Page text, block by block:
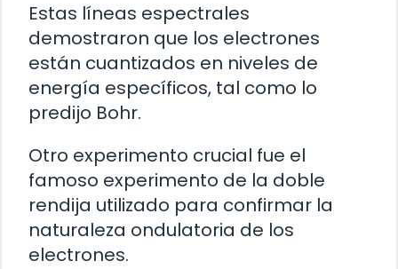
Estas líneas espectrales
demostraron que los electrones
están cuantizados en niveles de
energía específicos, tal como lo
predijo Bohr.
Otro experimento crucial fue el
famoso experimento de la doble
rendija utilizado para confirmar la
naturaleza ondulatoria de los
electrones.